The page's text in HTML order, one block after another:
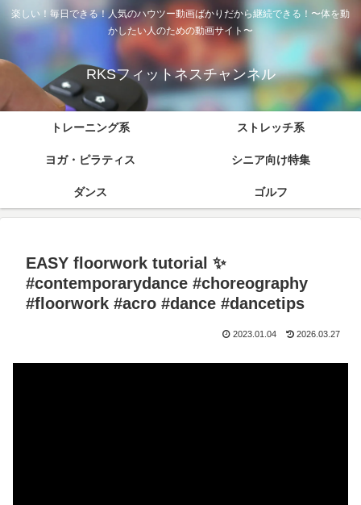
楽しい！毎日できる！人気のハウツー動画ばかりだから継続できる！〜体を動
かしたい人のための動画サイト〜
RKSフィットネスチャンネル
トレーニング系 ストレッチ系
ヨガ・ピラティス シニア向け特集
ダンス ゴルフ
EASY floorwork tutorial ✨
#contemporarydance #choreography
#floorwork #acro #dance #dancetips
2023.01.04 2026.03.27